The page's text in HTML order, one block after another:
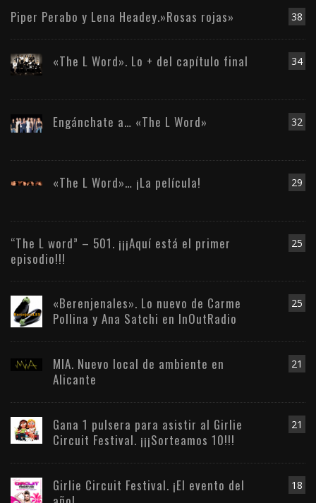
38
Piper Perabo y Lena Headey.»Rosas rojas»
34
«The L Word». Lo + del capítulo final
32
Engánchate a… «The L Word»
29
«The L Word»… ¡La película!
25
“The L word” – 501. ¡¡¡Aquí está el primer
episodio!!!
25
«Berenjenales». Lo nuevo de Carme
Pollina y Ana Satchi en InOutRadio
21
MIA. Nuevo local de ambiente en
Alicante
21
Gana 1 pulsera para asistir al Girlie
Circuit Festival. ¡¡¡Sorteamos 10!!!
18
Girlie Circuit Festival. ¡El evento del